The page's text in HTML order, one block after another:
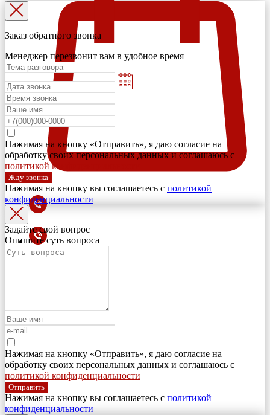
Заказ обратного звонка
Менеджер перезвонит вам в удобное время
Нажимая на кнопку «Отправить», я даю согласие на
обработку своих персональных данных и соглашаюсь с
политикой конфиденциальности
Жду звонка
Нажимая на кнопку вы соглашаетесь с политикой
конфиденциальности
Задайте свой вопрос
Опишите суть вопроса
Нажимая на кнопку «Отправить», я даю согласие на
обработку своих персональных данных и соглашаюсь с
политикой конфиденциальности
Отправить
Нажимая на кнопку вы соглашаетесь с политикой
конфиденциальности